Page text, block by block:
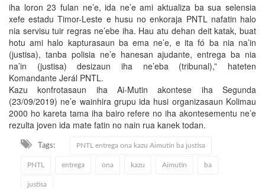
iha loron 23 fulan ne’e, ida ne’e ami aktualiza ba sua selensia
xefe estadu Timor-Leste e husu no enkoraja PNTL nafatin halo
nia servisu tuir regras ne’ebe iha. Hau atu dehan deit katak, buat
hotu ami halo kapturasaun ba ema ne’e, e ita fó ba nia na’in
(justisa), tanba polisia ne’e hanesan ajudante, entrega ba nia
na’in (justisa) desizaun iha ne’eba (tribunal),” hateten
Komandante Jerál PNTL.
Kazu konfrotasaun iha Ai-Mutin akontese iha Segunda
(23/09/2019) ne’e wainhira grupu ida husi organizasaun Kolimau
2000 ho kareta tama iha bairo refere no iha akontesementu ne’e
rezulta joven ida mate fatin no nain rua kanek todan.
Tags: PNTL entrega ona kazu Aimutin ba justisa
PNTL entrega ona kazu Aimutin ba
justisa